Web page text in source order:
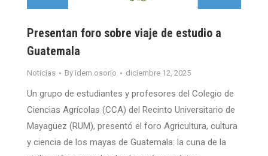
Presentan foro sobre viaje de estudio a
Guatemala
Noticias By idem.osorio diciembre 12, 2025
Un grupo de estudiantes y profesores del Colegio de
Ciencias Agrícolas (CCA) del Recinto Universitario de
Mayagüez (RUM), presentó el foro Agricultura, cultura
y ciencia de los mayas de Guatemala: la cuna de la